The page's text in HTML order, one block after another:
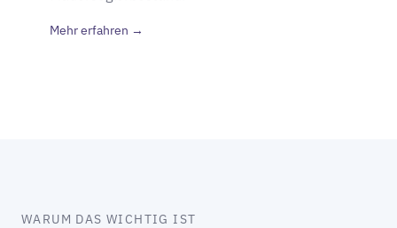
Mehr erfahren →
WARUM DAS WICHTIG IST